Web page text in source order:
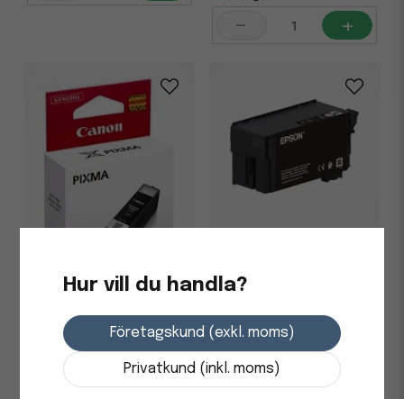
- +
Bläckpatron Canon PGI-
1 285 kr
Skickas från leverantör
- +
Hur vill du handla?
Företagskund (exkl. moms)
Privatkund (inkl. moms)